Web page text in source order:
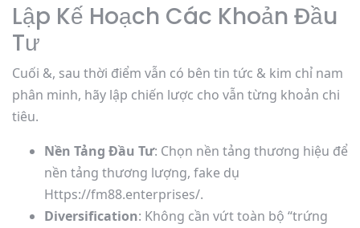
Lập Kế Hoạch Các Khoản Đầu
Tư
Cuối &, sau thời điểm vẫn có bên tin tức & kim chỉ nam
phân minh, hãy lập chiến lược cho vẫn từng khoản chi
tiêu.
Nền Tảng Đầu Tư: Chọn nền tảng thương hiệu để
nền tảng thương lượng, fake dụ
Https://fm88.enterprises/.
Diversification: Không cần vứt toàn bộ “trứng